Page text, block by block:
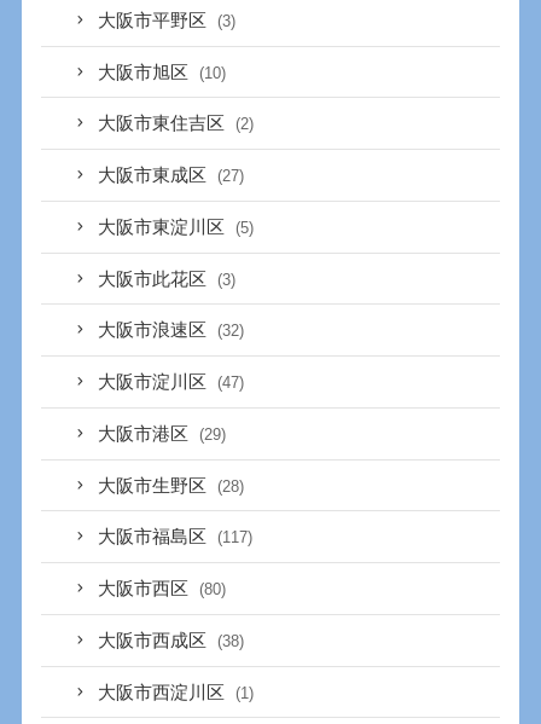
大阪市平野区 (3)
大阪市旭区 (10)
大阪市東住吉区 (2)
大阪市東成区 (27)
大阪市東淀川区 (5)
大阪市此花区 (3)
大阪市浪速区 (32)
大阪市淀川区 (47)
大阪市港区 (29)
大阪市生野区 (28)
大阪市福島区 (117)
大阪市西区 (80)
大阪市西成区 (38)
大阪市西淀川区 (1)